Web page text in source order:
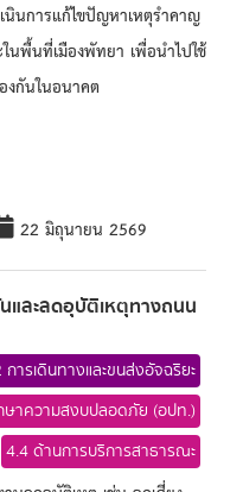
นการแก้ไขปัญหาเหตุรำคาญ
นพื้นที่เมืองพัทยา เพื่อนำไปใช้
งกันในอนาคต
22 มิถุนายน 2569
และลดอุบัติเหตุทางถนน
การเดินทางและขนส่งอัจฉริยะ
ษาความสงบปลอดภัย (อปท.)
4.4 ด้านการบริการสาธารณะ